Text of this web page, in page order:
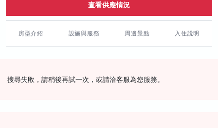
查看供應情況
房型介紹 設施與服務 周邊景點 入住說明
搜尋失敗，請稍後再試一次，或請洽客服為您服務。